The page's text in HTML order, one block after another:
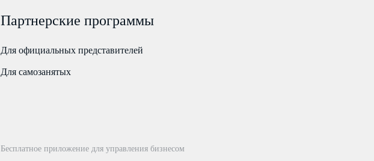
Партнерские программы
Для официальных представителей
Для самозанятых
Бесплатное приложение для управления бизнесом